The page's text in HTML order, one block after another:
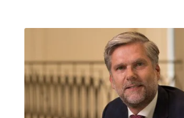
leiten. Dadurch soll der nächste
Transformation der Gruppe